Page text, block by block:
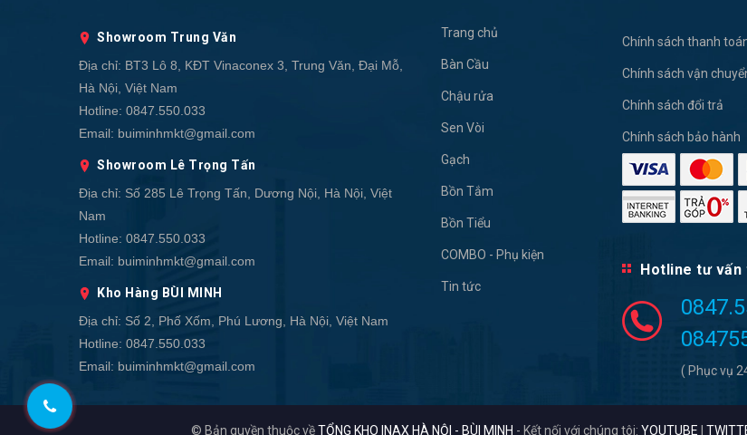
Showroom Trung Văn
Địa chỉ: BT3 Lô 8, KĐT Vinaconex 3, Trung Văn, Đại Mỗ,
Hà Nội, Việt Nam
Hotline: 0847.550.033
Email: buiminhmkt@gmail.com
Showroom Lê Trọng Tấn
Địa chỉ: Số 285 Lê Trọng Tấn, Dương Nội, Hà Nội, Việt
Nam
Hotline: 0847.550.033
Email: buiminhmkt@gmail.com
Kho Hàng BÙI MINH
Địa chỉ: Số 2, Phố Xốm, Phú Lương, Hà Nội, Việt Nam
Hotline: 0847.550.033
Email: buiminhmkt@gmail.com
Trang chủ
Bàn Cầu
Chậu rửa
Sen Vòi
Gạch
Bồn Tắm
Bồn Tiểu
COMBO - Phụ kiện
Tin tức
Chính sách thanh
Chính sách vận
Chính sách đổi trả
Chính sách bảo hành
Hotline tư
( Phục vụ
© Bản quyền thuộc vềTỔNG KHO INAX HÀ NỘI - BÙI MINH - Kết nối với chúng tôi: YOUTUBE